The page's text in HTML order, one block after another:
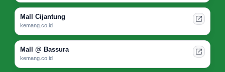
Mall Cijantung
kemang.co.id
Mall @ Bassura
kemang.co.id